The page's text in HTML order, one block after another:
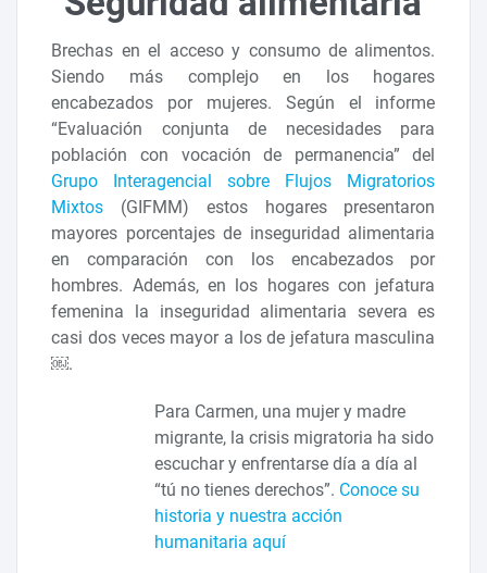
Brechas en el acceso y consumo de alimentos.
Siendo más complejo en los hogares
encabezados por mujeres. Según el informe
“Evaluación conjunta de necesidades para
población con vocación de permanencia” del
Grupo Interagencial sobre Flujos Migratorios
Mixtos (GIFMM) estos hogares presentaron
mayores porcentajes de inseguridad alimentaria
en comparación con los encabezados por
hombres. Además, en los hogares con jefatura
femenina la inseguridad alimentaria severa es
casi dos veces mayor a los de jefatura masculina
￼.
Para Carmen, una mujer y madre
migrante, la crisis migratoria ha sido
escuchar y enfrentarse día a día al
“tú no tienes derechos”. Conoce su
historia y nuestra acción
humanitaria aquí